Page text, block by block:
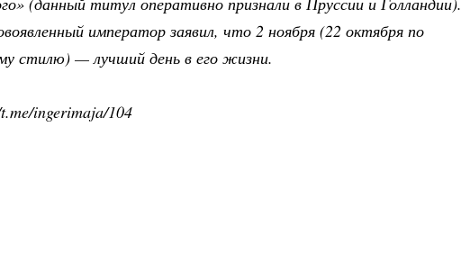
император заявил, что 2 ноября (22 октября по
стилю) — лучший день в его жизни.
ingerimaja/104